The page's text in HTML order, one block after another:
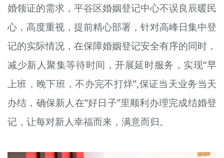
婚领证的需求，平谷区婚姻登记中心不误良辰暖民
心，高度重视，提前精心部署，针对高峰日集中登
记的实际情况，在保障婚姻登记安全有序的同时，
减少新人聚集等待时间，开展延时服务，实现“早
上班，晚下班，不办完不打烊”,保证当天业务当天
办结，确保新人在“好日子”里顺利办理完成结婚登
记，让每对新人幸福而来，满意而归。